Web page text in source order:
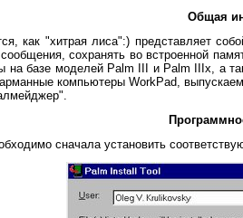
Общая
как "хитрая лиса":) представляет
сохранять во встроенной
на базе моделей Palm III и Palm IIIx, а
компьютеры WorkPad,
сначала установить